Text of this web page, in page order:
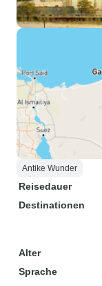
Antike Wunder
Reisedauer
Destinationen
Alter
Sprache